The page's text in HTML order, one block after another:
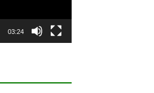
03:24